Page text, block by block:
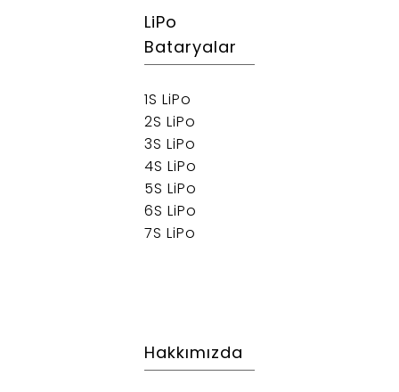
LiPo
Bataryalar
1S LiPo
2S LiPo
3S LiPo
4S LiPo
5S LiPo
6S LiPo
7S LiPo
Hakkımızda